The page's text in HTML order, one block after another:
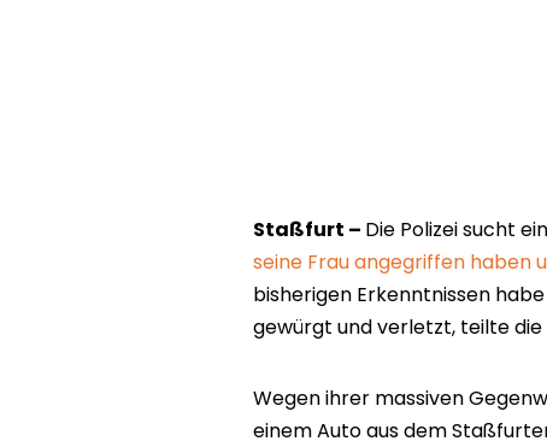
Staßfurt – Die Polizei sucht
seine Frau angegriffen haben
bisherigen Erkenntnissen
gewürgt und verletzt, teilte die
Wegen ihrer massiven
einem Auto aus dem